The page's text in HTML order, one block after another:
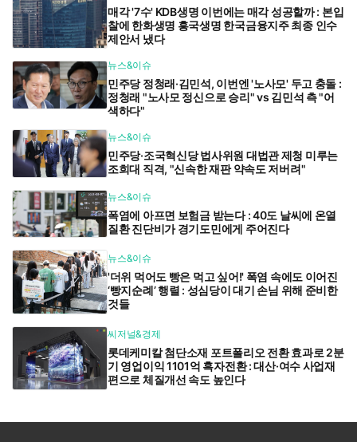
매각 '7수' KDB생명 이번에는 매각 성공할까 : 본입
찰에 한화생명 흥국생명 한국금융지주 최종 인수
제안서 냈다
뉴스&이슈
민주당 정청래·김민석, 이번엔 '노사모' 두고 충돌 :
정청래 "노사모 정신으로 승리" vs 김민석 측 "어
색하다"
뉴스&이슈
민주당·조국혁신당 법사위원 대법관 제청 미루는
조희대 직격, "신속한 재판 약속도 저버려"
뉴스&이슈
폭염에 아프면 보험금 받는다 : 40도 날씨에 온열
질환 진단비가 경기도민에게 주어진다
뉴스&이슈
'더위 먹어도 빵은 먹고 싶어!' 폭염 속에도 이어진
‘빵지순례’ 행렬 : 성심당이 대기 손님 위해 준비한
것들
씨저널&경제
롯데케미칼 첨단소재 포트폴리오 전환 효과로 2분
기 영업이익 1101억 흑자전환 : 대산·여수 사업재
편으로 체질개선 속도 높인다